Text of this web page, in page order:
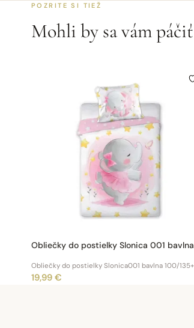
POZRITE SI TIEŽ
Mohli by sa vám páčiť
Obliečky do postielky Slonica 001 bavlna
19,99 €